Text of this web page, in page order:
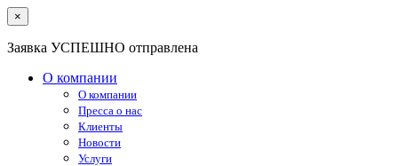
×
Заявка УСПЕШНО отправлена
О компании
О компании
Пресса о нас
Клиенты
Новости
Услуги